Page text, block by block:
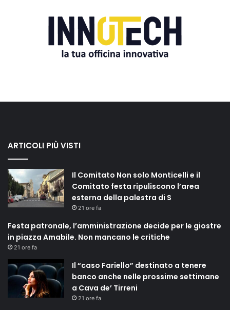
ARTICOLI PIÙ VISTI
Il Comitato Non solo Monticelli e il
Comitato festa ripuliscono l’area
esterna della palestra di S
21 ore fa
Festa patronale, l’amministrazione decide per le giostre
in piazza Amabile. Non mancano le critiche
21 ore fa
Il “caso Fariello” destinato a tenere
banco anche nelle prossime settimane
a Cava de’ Tirreni
21 ore fa